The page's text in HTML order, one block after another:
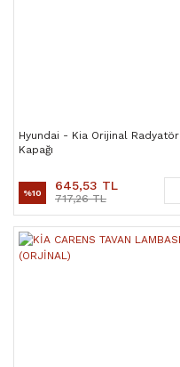
Hyundai - Kia Orijinal Radyatör
Kapağı
%10 645,53 TL
717,26 TL